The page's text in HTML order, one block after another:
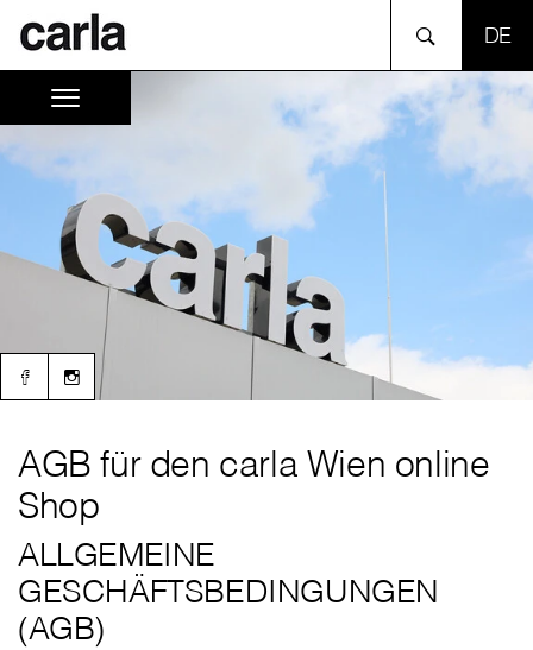
AGB für den carla Wien online
Shop
ALLGEMEINE
GESCHÄFTSBEDINGUNGEN
(AGB)